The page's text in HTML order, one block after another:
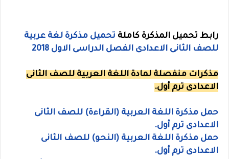
رابط تحميل المذكرة كاملة تحميل مذكرة لغة عربية
للصف الثانى الاعدادى الفصل الدراسى الاول 2018
مذكرات منفصلة لمادة اللغة العربية للصف الثانى
الاعدادى ترم أول.
حمل مذكرة اللغة العربية (القراءة) للصف الثانى
الاعدادى ترم أول.
حمل مذكرة اللغة العربية (النحو) للصف الثانى
الاعدادى ترم أول.